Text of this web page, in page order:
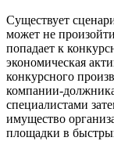
Существует
может не
попадает к
экономическая
конкурсного
компании-
специалистами
имущество
площадки в